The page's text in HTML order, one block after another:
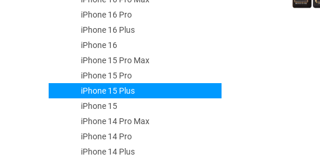
iPhone 16 Pro
iPhone 16 Plus
iPhone 16
iPhone 15 Pro Max
iPhone 15 Pro
iPhone 15 Plus
iPhone 15
iPhone 14 Pro Max
iPhone 14 Pro
iPhone 14 Plus